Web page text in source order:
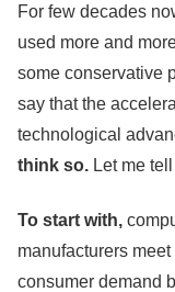
For few decades
used more and
some conservative
say that the
technological
think so. Let me
To start with,
manufacturers
consumer demand